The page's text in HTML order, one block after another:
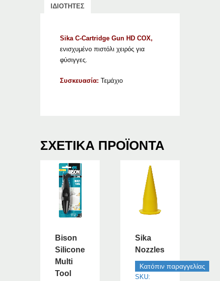
ΙΔΙΟΤΗΤΕΣ
Sika C-Cartridge Gun HD COX,
ενισχυμένο πιστόλι χειρός για
φύσιγγες.
Συσκευασία: Τεμάχιο
ΣΧΕΤΙΚΆ ΠΡΟΪΌΝΤΑ
Bison
Silicone
Multi
Tool
Sika
Nozzles
Κατόπιν παραγγελίας
SKU: